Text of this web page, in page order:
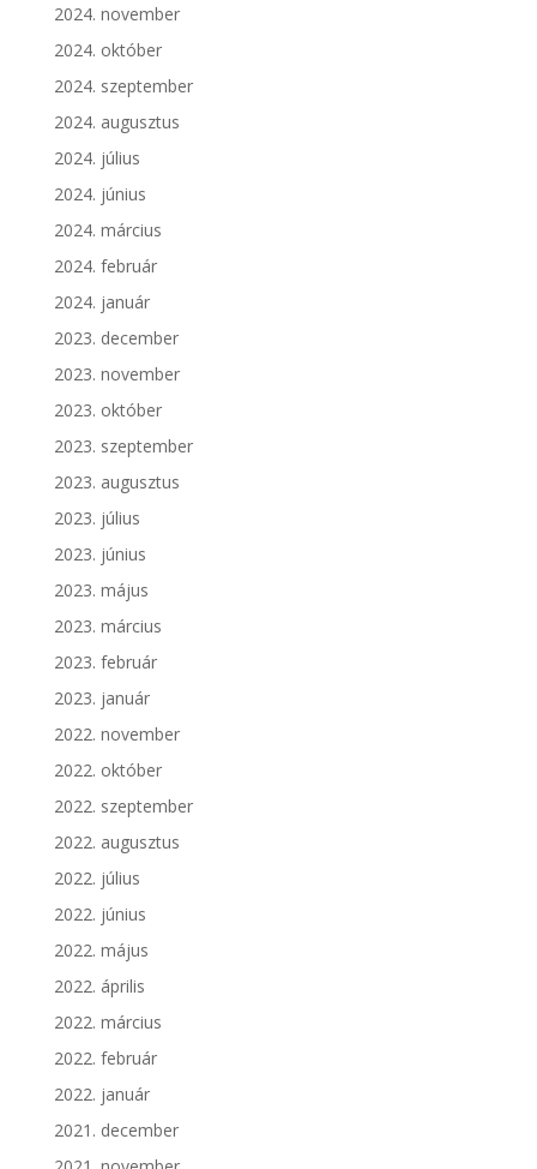
2024. november
2024. október
2024. szeptember
2024. augusztus
2024. július
2024. június
2024. március
2024. február
2024. január
2023. december
2023. november
2023. október
2023. szeptember
2023. augusztus
2023. július
2023. június
2023. május
2023. március
2023. február
2023. január
2022. november
2022. október
2022. szeptember
2022. augusztus
2022. július
2022. június
2022. május
2022. április
2022. március
2022. február
2022. január
2021. december